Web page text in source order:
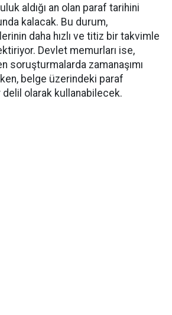
aldığı an olan paraf tarihini
kalacak. Bu durum,
daha hızlı ve titiz bir takvimle
Devlet memurları ise,
soruşturmalarda zamanaşımı
belge üzerindeki paraf
olarak kullanabilecek.